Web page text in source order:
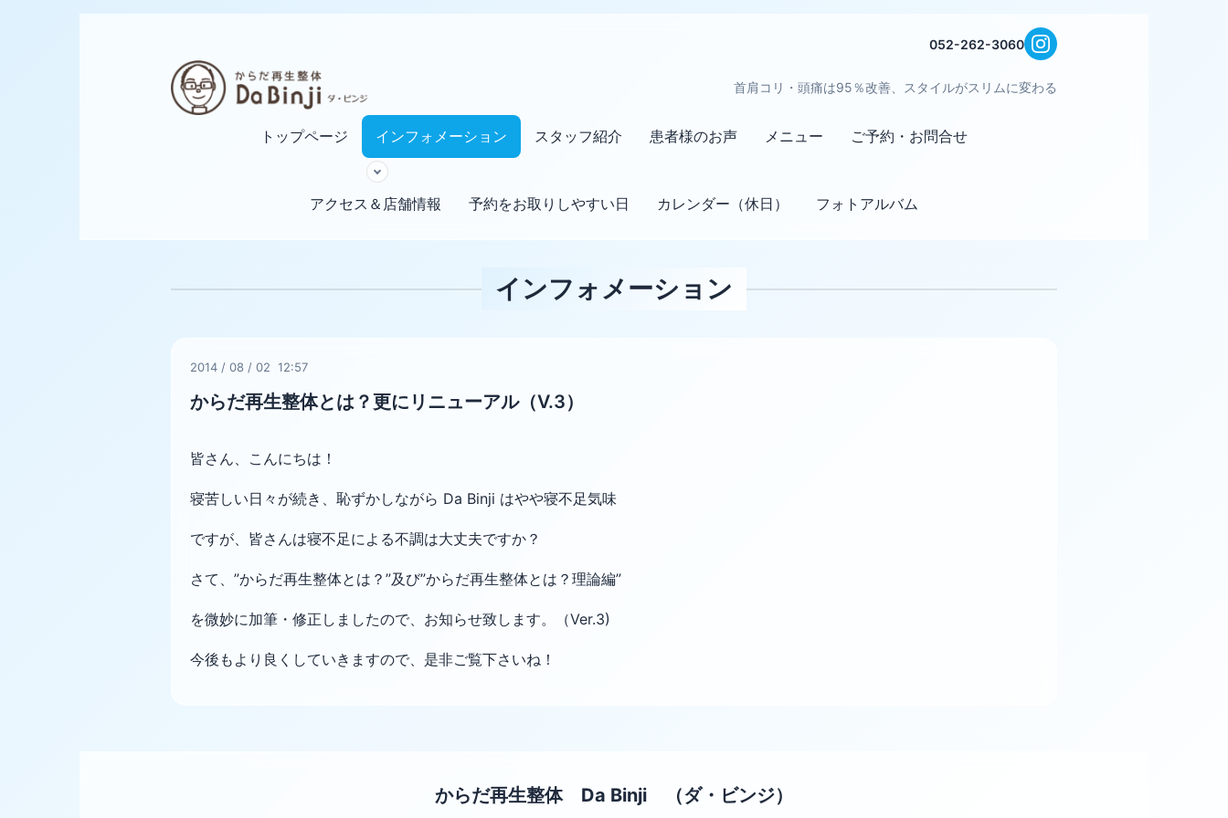
052-262-3060
首肩コリ・頭痛は95％改善、スタイルがスリムに変わる
トップページ インフォメーション スタッフ紹介 患者様のお声 メニュー ご予約・お問合せ
アクセス＆店舗情報 予約をお取りしやすい日 カレンダー（休日） フォトアルバム
インフォメーション
2014 / 08 / 02 12:57
からだ再生整体とは？更にリニューアル（V.3）
皆さん、こんにちは！
寝苦しい日々が続き、恥ずかしながら Da Binji はやや寝不足気味
ですが、皆さんは寝不足による不調は大丈夫ですか？
さて、”からだ再生整体とは？”及び”からだ再生整体とは？理論編”
を微妙に加筆・修正しましたので、お知らせ致します。（Ver.3)
今後もより良くしていきますので、是非ご覧下さいね！
からだ再生整体 Da Binji （ダ・ビンジ）